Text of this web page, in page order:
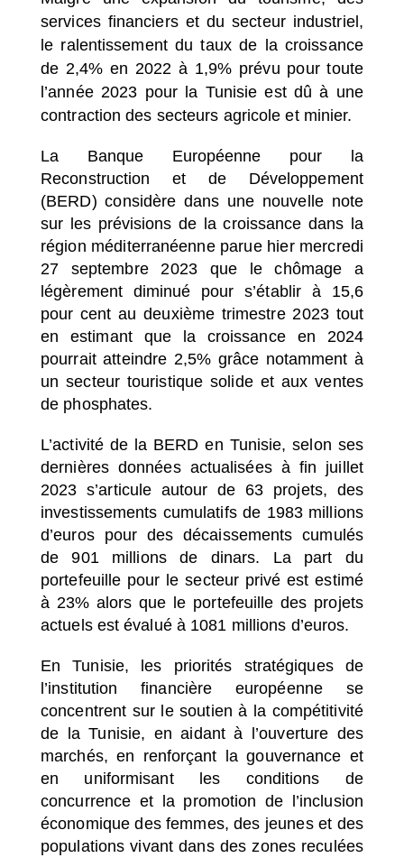
services financiers et du secteur industriel,
le ralentissement du taux de la croissance
de 2,4% en 2022 à 1,9% prévu pour toute
l’année 2023 pour la Tunisie est dû à une
contraction des secteurs agricole et minier.
La Banque Européenne pour la
Reconstruction et de Développement
(BERD) considère dans une nouvelle note
sur les prévisions de la croissance dans la
région méditerranéenne parue hier mercredi
27 septembre 2023 que le chômage a
légèrement diminué pour s’établir à 15,6
pour cent au deuxième trimestre 2023 tout
en estimant que la croissance en 2024
pourrait atteindre 2,5% grâce notamment à
un secteur touristique solide et aux ventes
de phosphates.
L’activité de la BERD en Tunisie, selon ses
dernières données actualisées à fin juillet
2023 s’articule autour de 63 projets, des
investissements cumulatifs de 1983 millions
d’euros pour des décaissements cumulés
de 901 millions de dinars. La part du
portefeuille pour le secteur privé est estimé
à 23% alors que le portefeuille des projets
actuels est évalué à 1081 millions d’euros.
En Tunisie, les priorités stratégiques de
l’institution financière européenne se
concentrent sur le soutien à la compétitivité
de la Tunisie, en aidant à l’ouverture des
marchés, en renforçant la gouvernance et
en uniformisant les conditions de
concurrence et la promotion de l’inclusion
économique des femmes, des jeunes et des
populations vivant dans des zones reculées